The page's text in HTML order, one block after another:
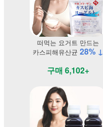
떠먹는 요거트 만드는
카스피해유산균 28% ↓
구매 6,102+